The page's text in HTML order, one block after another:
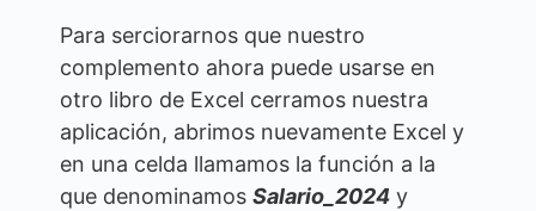
Para serciorarnos que nuestro
complemento ahora puede usarse en
otro libro de Excel cerramos nuestra
aplicación, abrimos nuevamente Excel y
en una celda llamamos la función a la
que denominamos Salario_2024 y